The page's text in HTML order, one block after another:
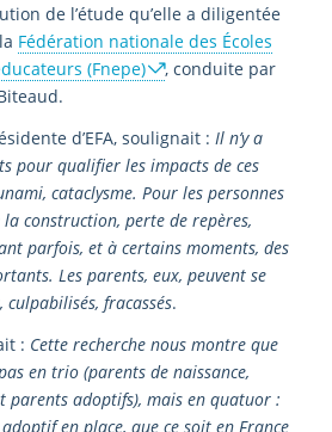
de l’étude qu’elle a diligentée
Fédération nationale des Écoles
(Fnepe)
, conduite par
d’EFA, soulignait : Il n’y a
pour qualifier les impacts de ces
cataclysme. Pour les personnes
construction, perte de repères,
parfois, et à certains moments, des
Les parents, eux, peuvent se
fracassés.
: Cette recherche nous montre que
en trio (parents de naissance,
parents adoptifs), mais en quatuor :
en place, que ce soit en France